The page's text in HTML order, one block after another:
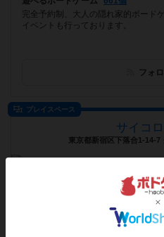
完全予約制、大人の隠れ家的ボード
イベントも行っております。
フォ
プレイスペース
サイコ
東京都新宿区下落合1-14-7
お知らせは
524個
「いっしょに遊ぶ仲間が見つかるみ